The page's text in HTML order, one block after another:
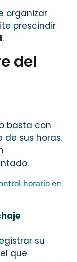
organizar
prescindir
.
del
basta con
sus horas.
horario en
su
que